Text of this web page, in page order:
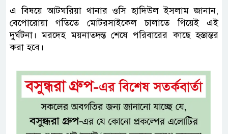
এ বিষয়ে আটঘরিয়া থানার ওসি হাদিউল ইসলাম জানান,
বেপোরোয়া গতিতে মোটরসাইকেল চালাতে গিয়েই এই
দুর্ঘটনা। মরদেহ ময়নাতদন্ত শেষে পরিবারের কাছে হস্তান্তর
করা হবে।